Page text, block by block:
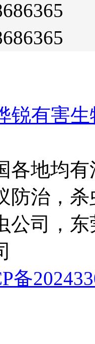
锐有害
各地均
防治，
公司，
备